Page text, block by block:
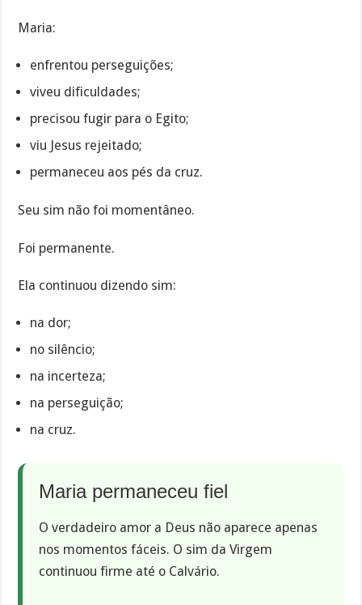
Maria:
enfrentou perseguições;
viveu dificuldades;
precisou fugir para o Egito;
viu Jesus rejeitado;
permaneceu aos pés da cruz.
Seu sim não foi momentâneo.
Foi permanente.
Ela continuou dizendo sim:
na dor;
no silêncio;
na incerteza;
na perseguição;
na cruz.
Maria permaneceu fiel
O verdadeiro amor a Deus não aparece apenas
nos momentos fáceis. O sim da Virgem
continuou firme até o Calvário.